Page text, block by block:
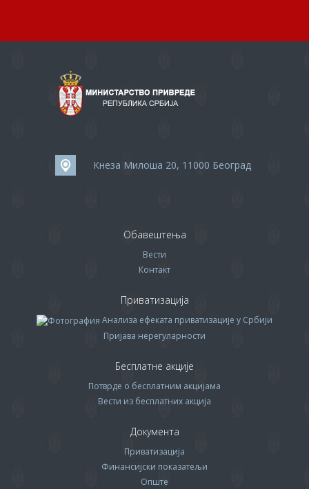
Кнеза Милоша 20, 11000 Београд
Обавештења
Вести
Контакт
Приватизација
Анализа ефеката приватизације у Србији
Пријава нерегуларности
Бесплатне акције
Потврде о бесплатним акцијама
Вести из бесплатних акција
Документа
Приватизација
Финансијски показатељи
Опште